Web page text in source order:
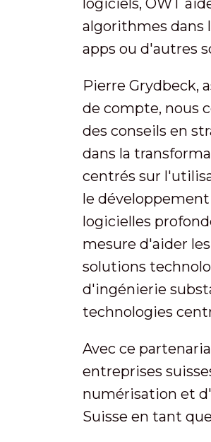
logiciels, OWT
algorithmes dans
apps ou d'autres
Pierre Grydbeck,
de compte, nous
des conseils en
dans la
centrés sur
le
logicielles
mesure d'aider
solutions
d'ingénierie
technologies
Avec ce
entreprises
numérisation et
Suisse en tant